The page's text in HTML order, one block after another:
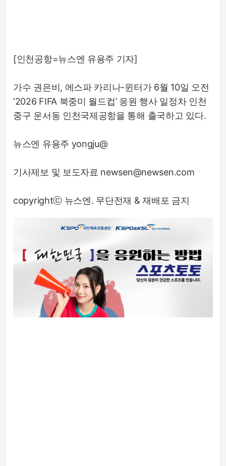
[인천공항=뉴스엔 유용주 기자]
가수 권은비, 에스파 카리나-윈터가 6월 10일 오전
‘2026 FIFA 북중미 월드컵’ 응원 행사 일정차 인천
중구 운서동 인천국제공항을 통해 출국하고 있다.
뉴스엔 유용주 yongju@
기사제보 및 보도자료 newsen@newsen.com
copyrightⓒ 뉴스엔. 무단전재 & 재배포 금지